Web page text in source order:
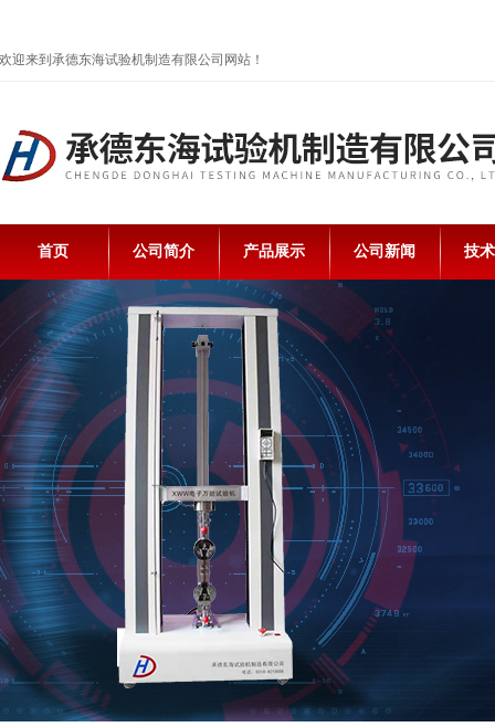
欢迎来到承德东海试验机制造有限公司网站！
首页 公司简介 产品展示 公司新闻 技